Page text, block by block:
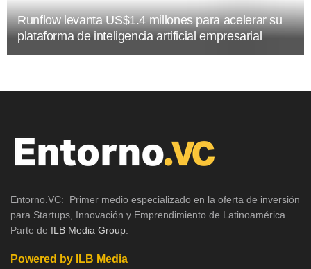
Runflow levanta US$1.4 millones para acelerar su
plataforma de inteligencia artificial empresarial
Entorno.VC: Primer medio especializado en la oferta de inversión
para Startups, Innovación y Emprendimiento de Latinoamérica.
Parte de ILB Media Group
Powered by ILB Media